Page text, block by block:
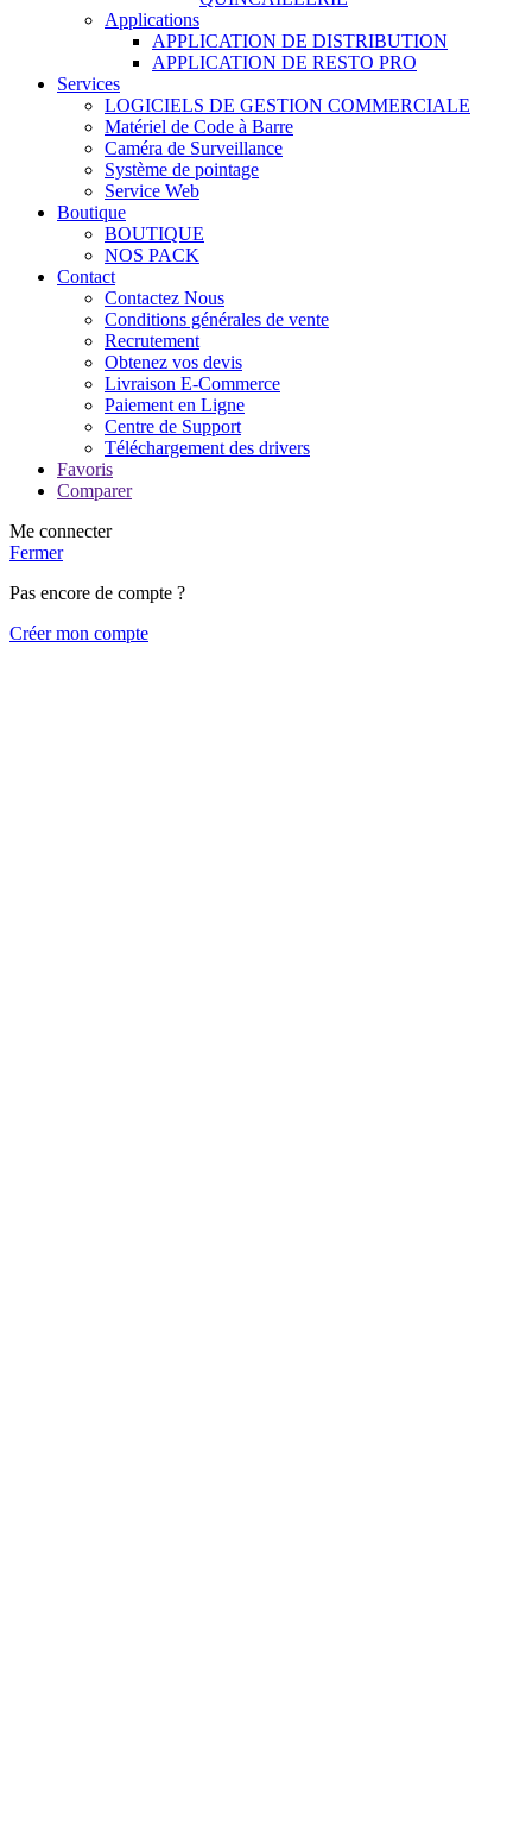
Applications
APPLICATION DE DISTRIBUTION
APPLICATION DE RESTO PRO
Services
LOGICIELS DE GESTION COMMERCIALE
Matériel de Code à Barre
Caméra de Surveillance
Système de pointage
Service Web
Boutique
BOUTIQUE
NOS PACK
Contact
Contactez Nous
Conditions générales de vente
Recrutement
Obtenez vos devis
Livraison E-Commerce
Paiement en Ligne
Centre de Support
Téléchargement des drivers
Favoris
Comparer
Me connecter
Fermer
Pas encore de compte ?
Créer mon compte